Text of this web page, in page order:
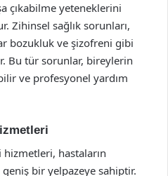
çıkabilme yeteneklerini
Zihinsel sağlık sorunları,
bozukluk ve şizofreni gibi
Bu tür sorunlar, bireylerin
ve profesyonel yardım
hastaların
bir yelpazeye sahiptir.